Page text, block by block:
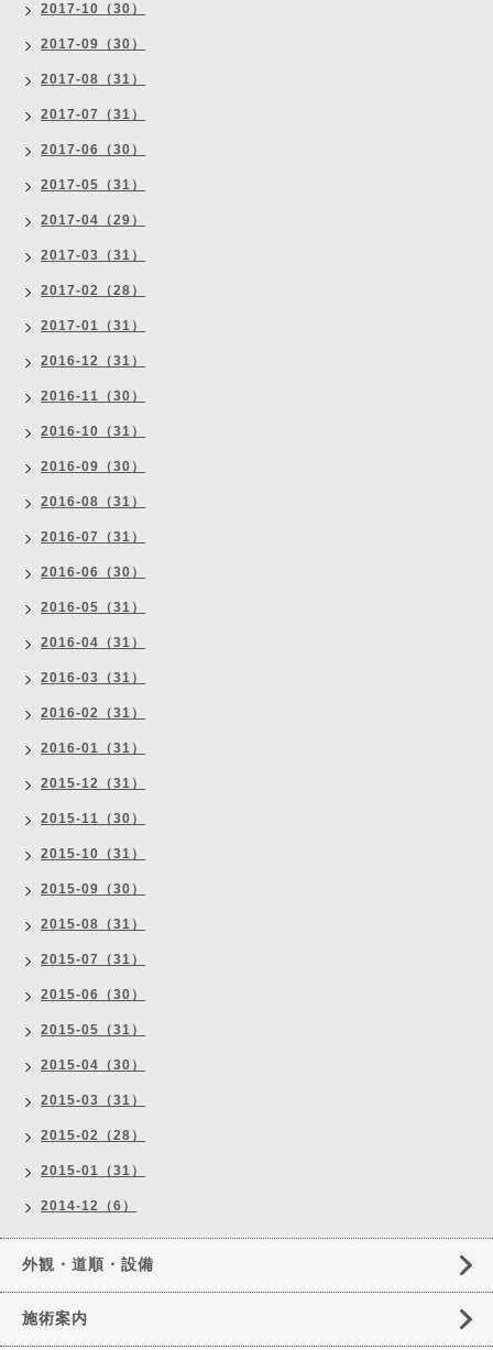
2017-10（30）
2017-09（30）
2017-08（31）
2017-07（31）
2017-06（30）
2017-05（31）
2017-04（29）
2017-03（31）
2017-02（28）
2017-01（31）
2016-12（31）
2016-11（30）
2016-10（31）
2016-09（30）
2016-08（31）
2016-07（31）
2016-06（30）
2016-05（31）
2016-04（31）
2016-03（31）
2016-02（31）
2016-01（31）
2015-12（31）
2015-11（30）
2015-10（31）
2015-09（30）
2015-08（31）
2015-07（31）
2015-06（30）
2015-05（31）
2015-04（30）
2015-03（31）
2015-02（28）
2015-01（31）
2014-12（6）
外観・道順・設備
施術案内